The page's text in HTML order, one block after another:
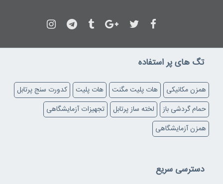
تگ های پر استفاده
همزن مکانیکی هات پلیت مگنت هات پلیت
کدورت سنج پرتابل
حمام گردشی باز
لخته ساز پرتابل
تجهیزات آزمایشگاهی
همزن آزمایشگاهی
دسترسی سریع